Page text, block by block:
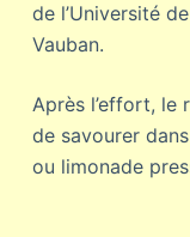
de l’Université
Vauban.
Après l’effort, le
de savourer
ou limonade